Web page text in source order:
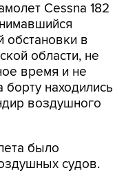
Cessna 182
обстановки в
области, не
время и не
находились
воздушного
было
судов.